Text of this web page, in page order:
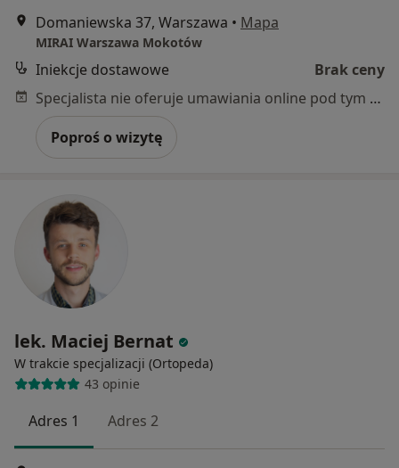
Domaniewska 37, Warszawa • Mapa
MIRAI Warszawa Mokotów
Iniekcje dostawowe
Brak ceny
Specjalista nie oferuje umawiania online pod tym adresem.
Poproś o wizytę
lek. Maciej Bernat
W trakcie specjalizacji (Ortopeda)
43 opinie
Adres 1 Adres 2